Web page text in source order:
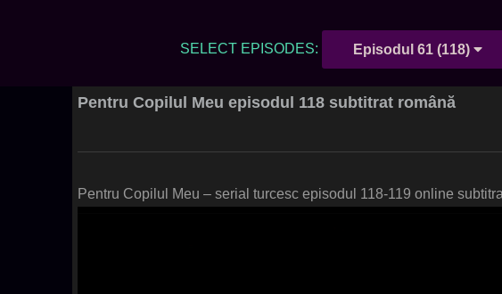
SELECT EPISODES: Episodul 61 (118)
Pentru Copilul Meu episodul 118 subtitrat română
Pentru Copilul Meu – serial turcesc episodul 118-119 online